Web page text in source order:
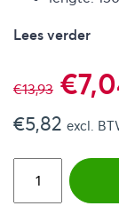
Lees verder
€13,93
prijs
was:
€
€5,82 excl.